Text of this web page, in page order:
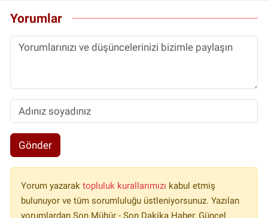
Yorumlar
Gönder
Yorum yazarak topluluk kurallarımızı kabul etmiş
bulunuyor ve tüm sorumluluğu üstleniyorsunuz. Yazılan
yorumlardan Son Mühür - Son Dakika Haber, Güncel